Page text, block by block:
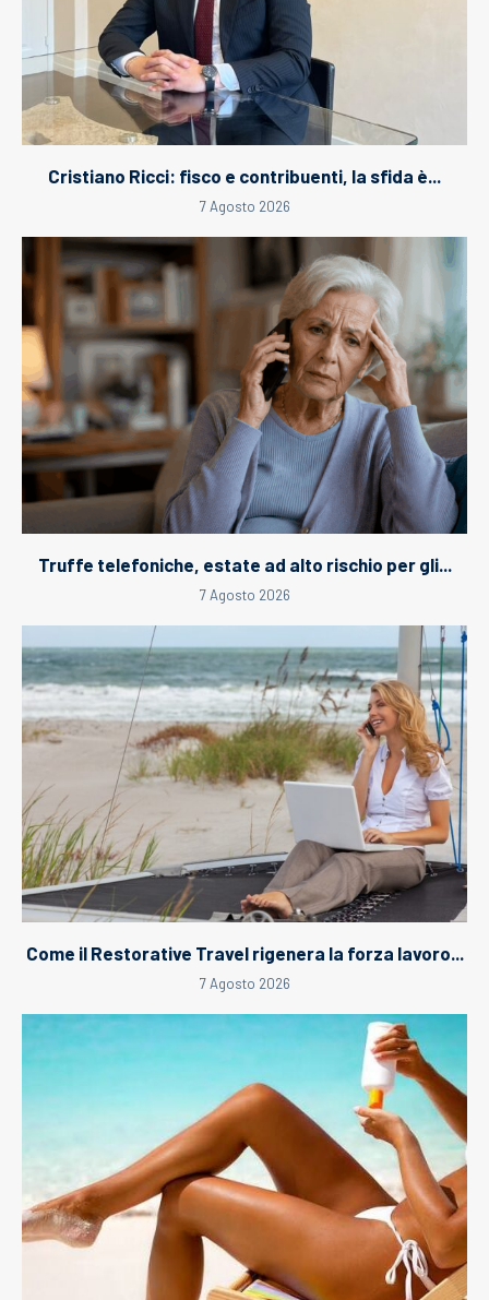
Cristiano Ricci: fisco e contribuenti, la sfida è...
7 Agosto 2026
Truffe telefoniche, estate ad alto rischio per gli...
7 Agosto 2026
Come il Restorative Travel rigenera la forza lavoro...
7 Agosto 2026